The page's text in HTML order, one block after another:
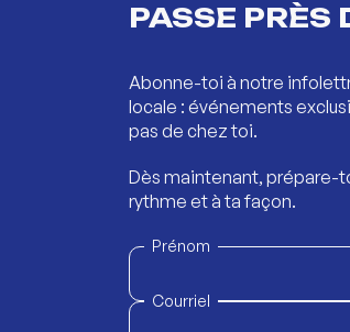
PASSE PRÈS
Abonne-toi à notre
locale : événements
pas de chez toi.
Dès maintenant, prépare-
rythme et à ta façon.
Prénom
Courriel